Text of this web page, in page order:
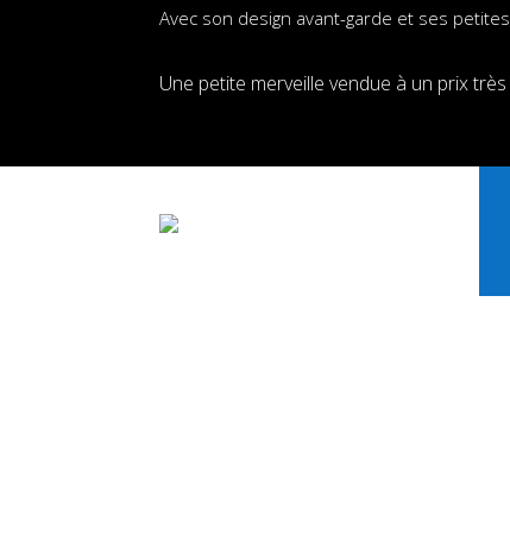
Avec son design avant-garde et ses
Une petite merveille vendue à un prix